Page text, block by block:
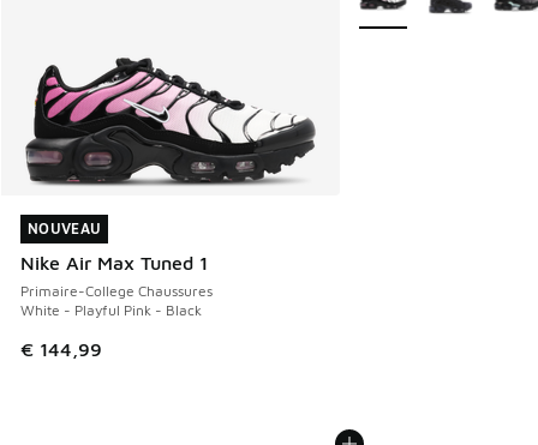
NOUVEAU
Nike Air Max Tuned 1
Primaire-College Chaussures
White - Playful Pink - Black
€ 144,99
NOUVEAU